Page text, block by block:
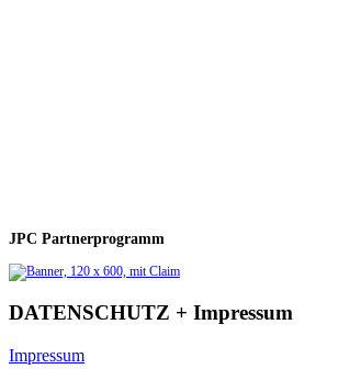
JPC Partnerprogramm
DATENSCHUTZ + Impressum
Impressum